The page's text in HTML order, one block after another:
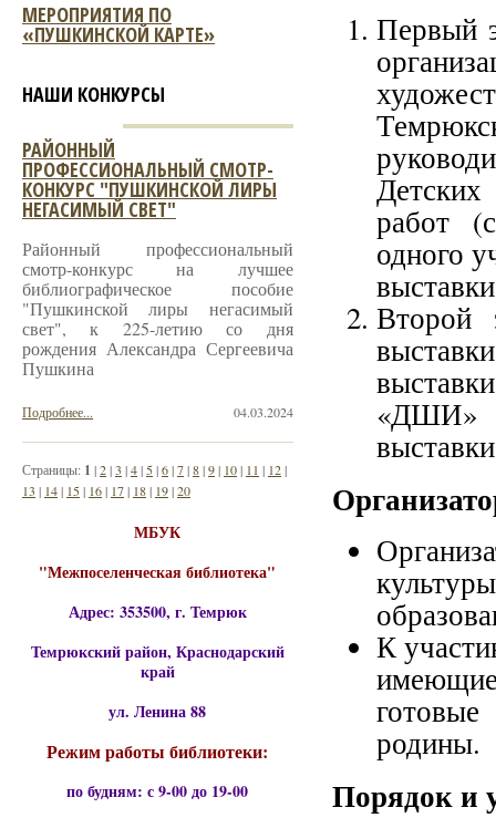
Первый
работ
одного
Второй
«ДШИ»
К
родины.
Порядок и
МЕРОПРИЯТИЯ ПО
«ПУШКИНСКОЙ КАРТЕ»
НАШИ КОНКУРСЫ
РАЙОННЫЙ
ПРОФЕССИОНАЛЬНЫЙ СМОТР-
КОНКУРС "ПУШКИНСКОЙ ЛИРЫ
НЕГАСИМЫЙ СВЕТ"
Районный профессиональный
смотр-конкурс на лучшее
библиографическое пособие
"Пушкинской лиры негасимый
свет", к 225-летию со дня
рождения Александра Сергеевича
Пушкина
04.03.2024
Подробнее...
Страницы: 1 |2|3 |4| 5|6|7|8|9| 10| 11 | 12|
13 | 14| 15| 16| 17| 18| 19|20
МБУК
"Межпоселенческая библиотека"
Адрес: 353500, г. Темрюк
Темрюкский район, Краснодарский
край
ул. Ленина 88
Режим работы библиотеки:
по будням: с 9-00 до 19-00